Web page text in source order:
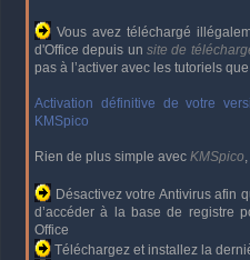
Vous avez téléchargé
d'Office depuis un site de
pas à l’activer avec les tutoriels
Activation définitive de votre
KMSpico
Rien de plus simple avec KMSpico
Désactivez votre Antivirus afin
d’accéder à la base de registre
Office
Téléchargez et installez la